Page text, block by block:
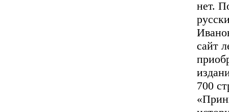
нет.
сайт
700